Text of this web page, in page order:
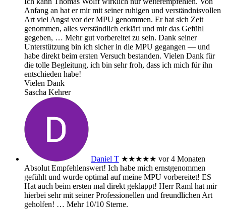
Anfang an hat er mir mit seiner ruhigen und verständnisvollen
Art viel Angst vor der MPU genommen. Er hat sich Zeit
genommen, alles verständlich erklärt und mir das Gefühl
gegeben, … Mehrgut vorbereitet zu sein. Dank seiner
Unterstützung bin ich sicher in die MPU gegangen — und
habe direkt beim ersten Versuch bestanden. Vielen Dank für
die tolle Begleitung, ich bin sehr froh, dass ich mich für ihn
entschieden habe!
Vielen Dank
Sascha Kehrer
Daniel T ★★★★★ vor 4 Monaten
Absolut Empfehlenswert! Ich habe mich ernstgenommen
gefühlt und wurde optimal auf meine MPU vorbereitet! ES
Hat auch beim ersten mal direkt geklappt! Herr Raml hat mir
hierbei sehr mit seiner Professionellen und freundlichen Art
geholfen! … Mehr10/10 Sterne.